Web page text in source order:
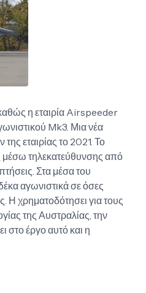
η εταιρία Airspeeder
Mk3. Μια νέα
εταιρίας το 2021. Το
μέσω τηλεκατεύθυνσης από
Στα μέσα του
αγωνιστικά σε όσες
Η χρηματοδότησει για τους
της Αυστραλίας, την
έργο αυτό και η